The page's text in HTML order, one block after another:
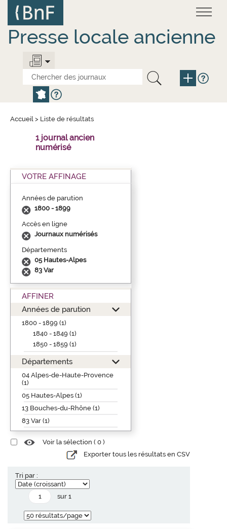
contenu
principal
Presse locale ancienne
Accueil > Liste de résultats
1 journal ancien
numérisé
VOTRE AFFINAGE
Années de parution
1800 - 1899
Accès en ligne
Journaux numérisés
Départements
05 Hautes-Alpes
83 Var
AFFINER
Années de parution
1800 - 1899 (1)
1840 - 1849 (1)
1850 - 1859 (1)
Départements
04 Alpes-de-Haute-Provence
(1)
05 Hautes-Alpes (1)
13 Bouches-du-Rhône (1)
83 Var (1)
Voir la sélection ( 0 )
Exporter tous les résultats en CSV
Tri par :
sur 1
Panneau de gestion des cookies